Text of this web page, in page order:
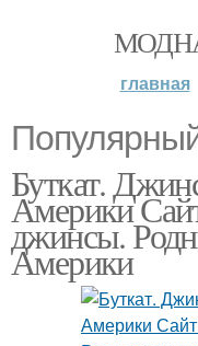
главная
Буткат.
Америки
джинсы.
Америки